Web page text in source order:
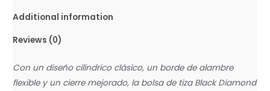
Additional information
Reviews (0)
Con un diseño cilíndrico clásico, un borde de alambre
flexible y un cierre mejorado, la bolsa de tiza Black Diamond